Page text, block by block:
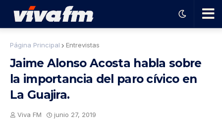
Ha
Página Principal Entrevistas
Jaime Alonso Acosta habla sobre
la importancia del paro cívico en
La Guajira.
Viva FM junio 27, 2019